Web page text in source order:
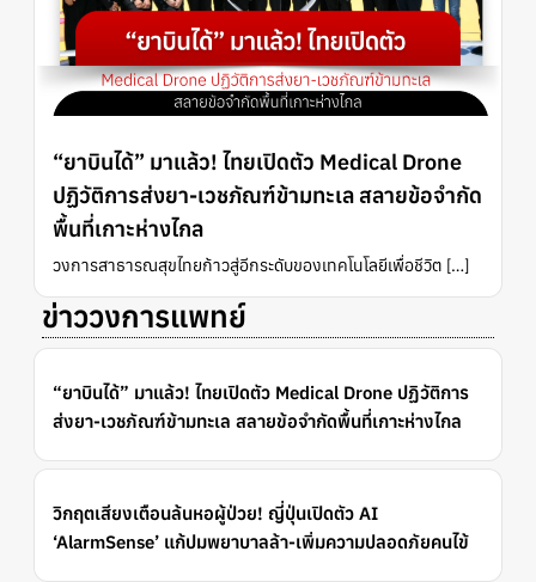
“ยาบินได้” มาแล้ว! ไทยเปิดตัว Medical Drone
ปฏิวัติการส่งยา-เวชภัณฑ์ข้ามทะเล สลายข้อจำกัด
พื้นที่เกาะห่างไกล
วงการสาธารณสุขไทยก้าวสู่อีกระดับของเทคโนโลยีเพื่อชีวิต […]
ข่าววงการแพทย์
“ยาบินได้” มาแล้ว! ไทยเปิดตัว Medical Drone ปฏิวัติการ
ส่งยา-เวชภัณฑ์ข้ามทะเล สลายข้อจำกัดพื้นที่เกาะห่างไกล
วิกฤตเสียงเตือนล้นหอผู้ป่วย! ญี่ปุ่นเปิดตัว AI
‘AlarmSense’ แก้ปมพยาบาลล้า-เพิ่มความปลอดภัยคนไข้